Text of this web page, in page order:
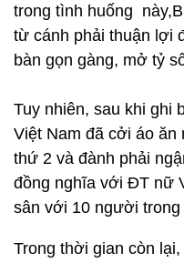
trong tình huống
từ cánh phải thuận lợi
bàn gọn gàng, mở tỷ
Tuy nhiên, sau khi ghi
Việt Nam đã cởi áo ăn
thứ 2 và đành phải
đồng nghĩa với ĐT nữ
sân với 10 người
Trong thời gian còn